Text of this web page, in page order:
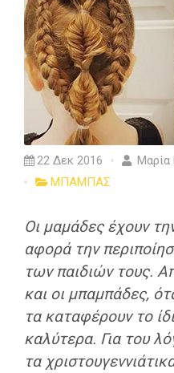
22 Δεκ 2016
Μαρία
ΜΠΑΜΠΑΣ
Οι μαμάδες έχουν
αφορά την
των παιδιών τους.
και οι μπαμπάδες,
τα καταφέρουν το
καλύτερα. Για του
τα